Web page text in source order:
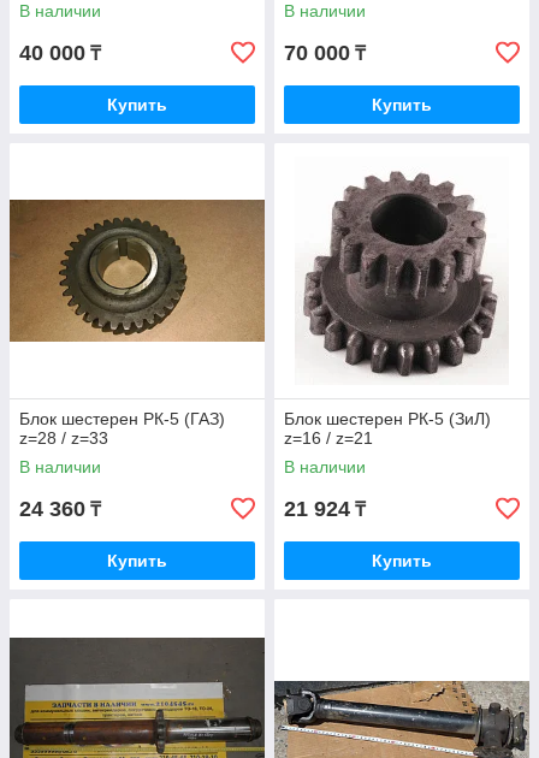
В наличии
40 000 ₸
Купить
В наличии
70 000 ₸
Купить
Блок шестерен РК-5 (ГАЗ)
z=28 / z=33
В наличии
24 360 ₸
Купить
Блок шестерен РК-5 (ЗиЛ)
z=16 / z=21
В наличии
21 924 ₸
Купить